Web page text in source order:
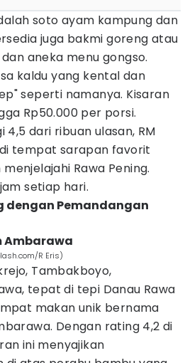
soto ayam kampung dan
juga bakmi goreng atau
aneka menu gongso.
kaldu yang kental dan
seperti namanya. Kisaran
Rp50.000 per porsi.
dari ribuan ulasan, RM
tempat sarapan favorit
Rawa Pening.
setiap hari.
dengan Pemandangan
Ambarawa
R Eris)
Tambakboyo,
tepat di tepi Danau Rawa
makan unik bernama
Dengan rating 4,2 di
ini menyajikan